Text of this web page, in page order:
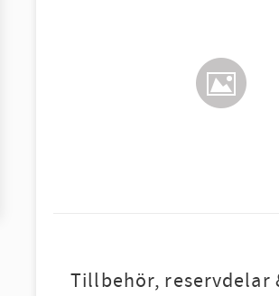
Tillbehör, reservdelar